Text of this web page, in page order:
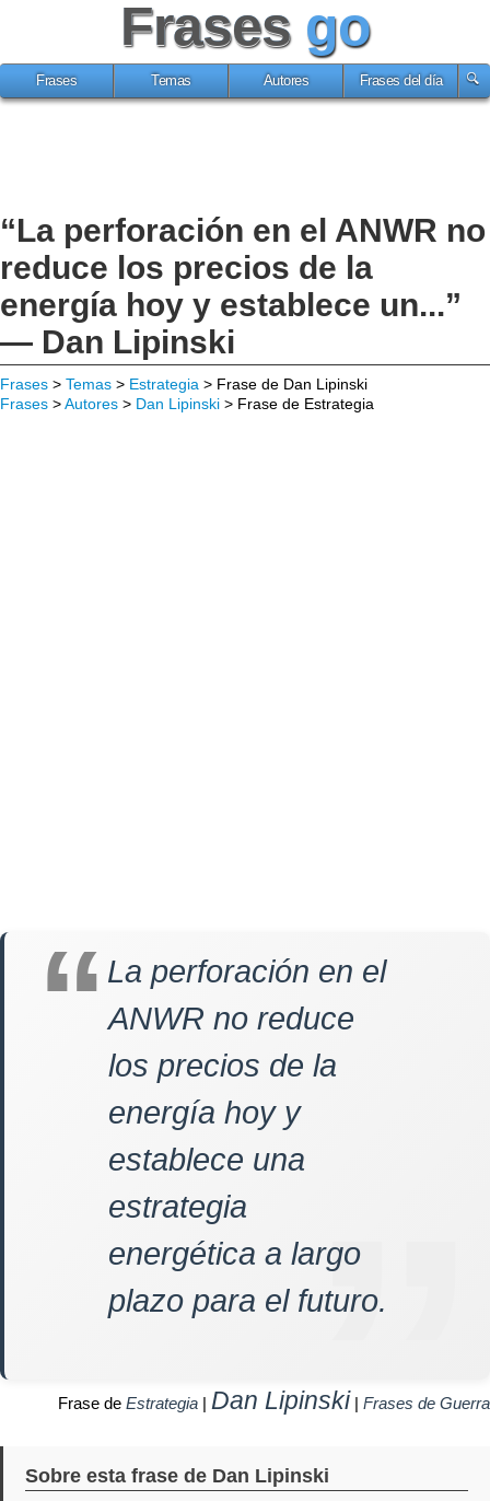
Frases go
Frases Temas Autores Frases del día
“La perforación en el ANWR no
reduce los precios de la
energía hoy y establece un...”
— Dan Lipinski
Frases > Temas > Estrategia > Frase de Dan Lipinski
Frases >Autores > Dan Lipinski > Frase de Estrategia
La perforación en el
ANWR no reduce
los precios de la
energía hoy y
establece una
estrategia
energética a largo
plazo para el futuro.
Frase de Estrategia | Dan Lipinski | Frases de Guerra
Sobre esta frase de Dan Lipinski